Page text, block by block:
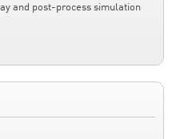
and post-process simulation